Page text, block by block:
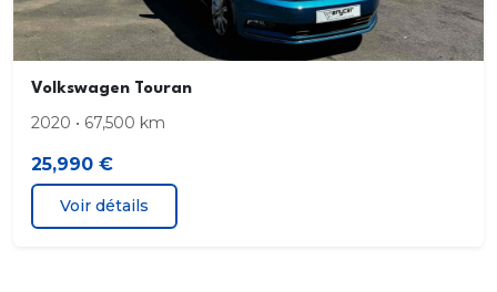
Volkswagen Touran
2020 • 67,500 km
25,990 €
Voir détails